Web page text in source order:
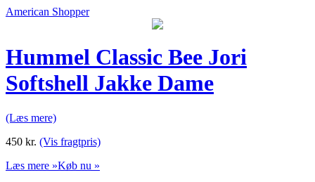
American Shopper
Hummel Classic Bee Jori
Softshell Jakke Dame
(Læs mere)
450 kr. (Vis fragtpris)
Læs mere »Køb nu »